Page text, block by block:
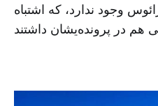
وجود ندارد، که اشتباه